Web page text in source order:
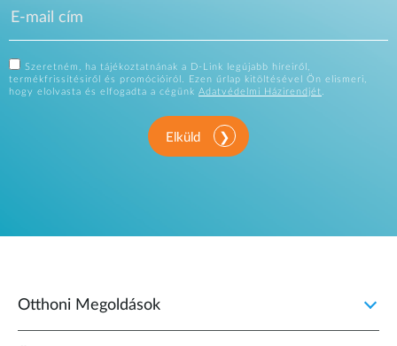
Szeretném, ha tájékoztatnának a D-Link legújabb híreiről,
termékfrissítésiről és promócióiról. Ezen űrlap kitöltésével Ön elismeri,
hogy elolvasta és elfogadta a cégünk Adatvédelmi Házirendjét
Elküld
Otthoni Megoldások